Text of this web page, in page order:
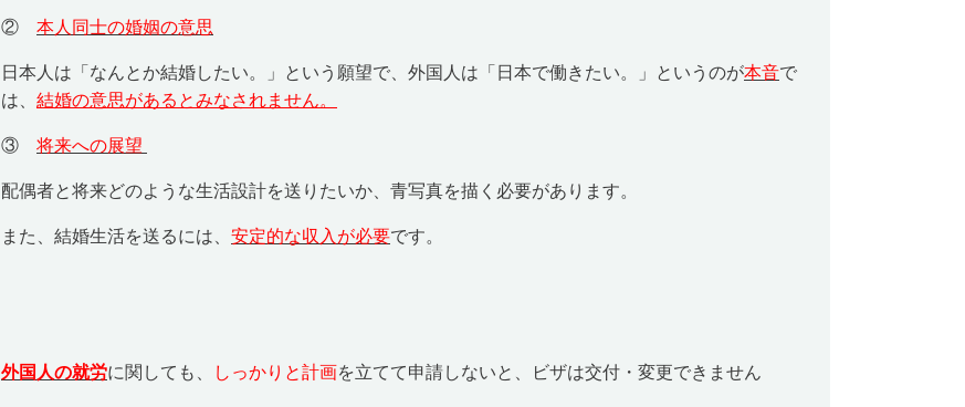
② 本人同士の婚姻の意思
日本人は「なんとか結婚したい。」という願望で、外国人は「日本で働きたい。」というのが本音で
は、 結婚の意思があるとみなされません。
③ 将来への展望
配偶者と将来どのような生活設計を送りたいか、青写真を描く必要があります。
また、結婚生活を送るには、 安定的な収入が必要です。
外国人の就労に関しても、 しっかりと計画を立てて申請しないと、ビザは交付・変更できません